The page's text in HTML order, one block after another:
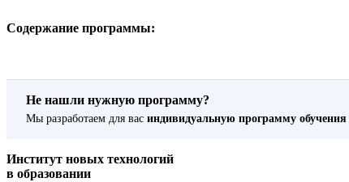
Содержание программы:
Не нашли нужную программу?
Мы разработаем для вас индивидуальную программу обучения
Институт новых технологий
в образовании